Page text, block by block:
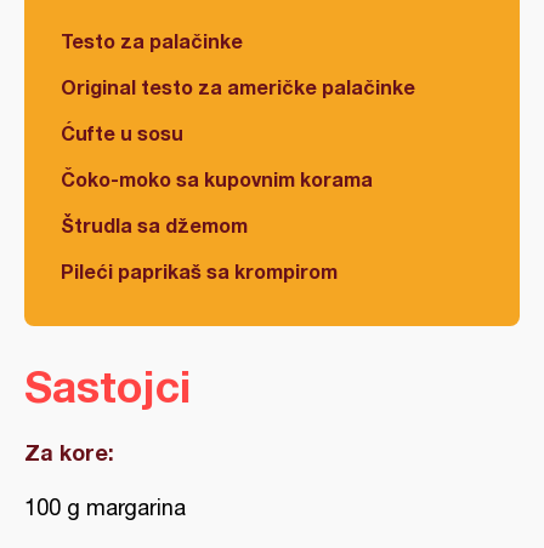
Testo za palačinke
Original testo za američke palačinke
Ćufte u sosu
Čoko-moko sa kupovnim korama
Štrudla sa džemom
Pileći paprikaš sa krompirom
Sastojci
Za kore:
100 g margarina